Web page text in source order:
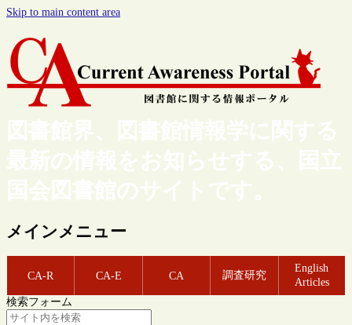
Skip to main content area
図書館界、図書館情報学に関する
最新の情報をお知らせする、国立
国会図書館のサイトです。
メインメニュー
CA-R CA-E CA 調査研究
English
Articles
検索フォーム